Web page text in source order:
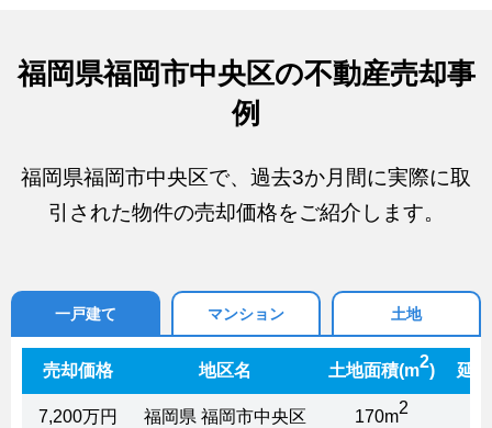
福岡県福岡市中央区の不動産売却事
例
福岡県福岡市中央区で、過去3か月間に実際に取
引された物件の売却価格をご紹介します。
一戸建て マンション 土地
売却価格 地区名 土地面積(m2) 延
7,200万円 福岡県 福岡市中央区 170m2